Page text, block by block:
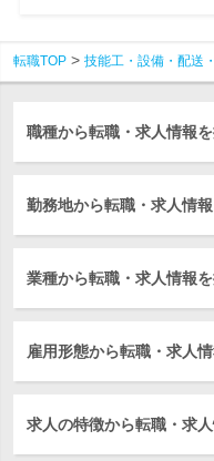
転職TOP 技能工・設備・配送
職種から転職・求人情報
勤務地から転職・求人情
業種から転職・求人情報
雇用形態から転職・求人
求人の特徴から転職・求